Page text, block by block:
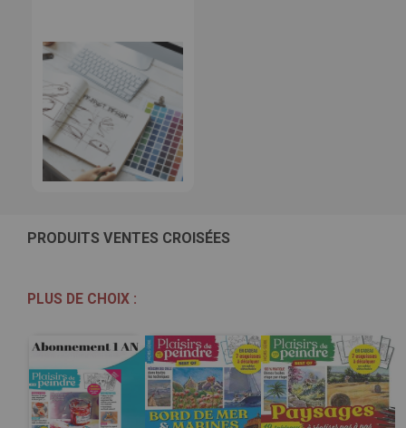
PRODUITS VENTES CROISÉES
PLUS DE CHOIX :